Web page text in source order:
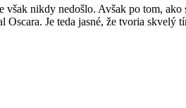
nikdy nedošlo. Avšak po tom, ako
Oscara. Je teda jasné, že tvoria skvelý